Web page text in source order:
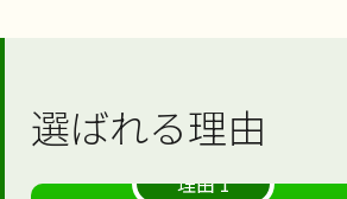
選ばれる理由
理由 1